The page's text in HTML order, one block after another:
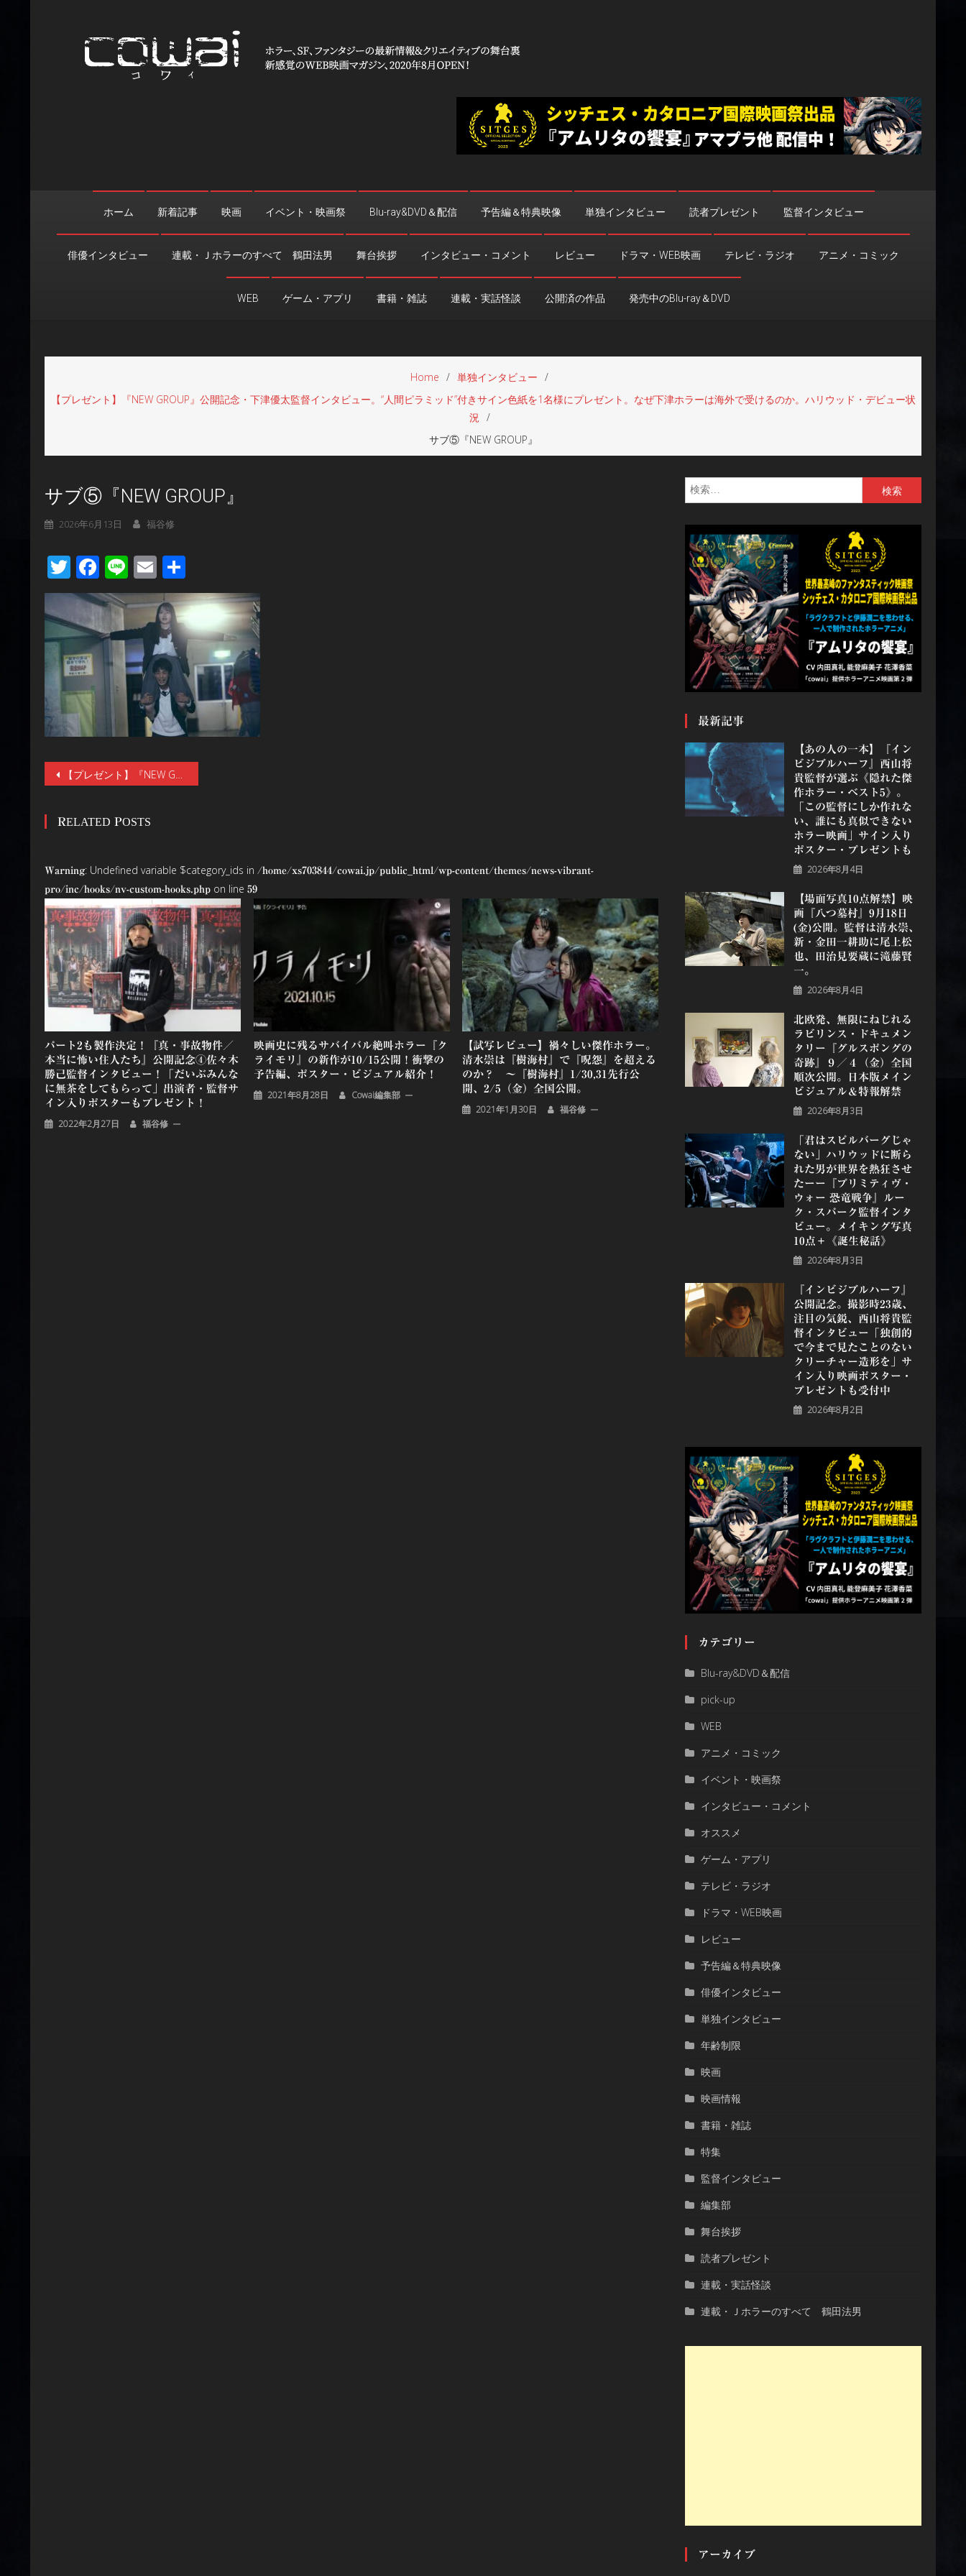
ホーム 新着記事 映画 イベント・映画祭 Blu-ray&DVD＆配信 予告編＆特典映像 単独インタビュー 読者プレゼント 監督インタビュー
俳優インタビュー 連載・Ｊホラーのすべて 鶴田法男 舞台挨拶 インタビュー・コメント レビュー ドラマ・WEB映画 テレビ・ラジオ アニメ・コミック
WEB ゲーム・アプリ 書籍・雑誌 連載・実話怪談 公開済の作品 発売中のBlu-ray＆DVD
Home
単独インタビュー
【プレゼント】『NEW GROUP』公開記念・下津優太監督インタビュー。“人間ピラミッド”付きサイン色紙を1名様にプレゼント。なぜ下津ホラーは海外で受けるのか。ハリウッド・デビュー状
況
サブ⑤『NEW GROUP』
サブ⑤『NEW GROUP』
2026年6月13日 福谷修
TwitterFacebook
LineEmail
有
投
ナ
ゲ
ー
シ
ョ
ン
【プレゼント】『NEW GROUP』公開記念・下津優太監督インタビュー。“人間ピラミッド”付きサイン色紙を1名様にプレゼント。なぜ下津ホラーは海外で受けるのか。ハリウッド・デビュー状況
RELATED POSTS
Warning: Undefined variable $category_ids in /home/xs703844/cowai.jp/public_html/wp-content/themes/news-vibrant-
pro/inc/hooks/nv-custom-hooks.php on line 59
パート2も製作決定！『真・事故物件／
本当に怖い住人たち』公開記念④佐々木
勝己監督インタビュー！「だいぶみんな
に無茶をしてもらって」出演者・監督サ
イン入りポスターもプレゼント！
2022年2月27日 福谷修
映画史に残るサバイバル絶叫ホラー『ク
ライモリ』の新作が10/15公開！衝撃の
予告編、ポスター・ビジュアル紹介！
2021年8月28日 Cowai編集部
【試写レビュー】禍々しい傑作ホラー。
清水崇は『樹海村』で『呪怨』を超える
のか？ ～『樹海村』1/30,31先行公
開、2/5（金）全国公開。
2021年1月30日 福谷修
索:
最新記事
【あの人の一本】『イン
ビジブルハーフ』⻄⼭将
貴監督が選ぶ《隠れた傑
作ホラー・ベスト5》。
「この監督にしか作れな
い、誰にも真似できない
ホラー映画」サイン入り
ポスター・プレゼントも
2026年8月4日
【場面写真10点解禁】映
画『八つ墓村』9月18日
(金)公開。監督は清水崇、
新・金田一耕助に尾上松
也、田治見要蔵に滝藤賢
一。
2026年8月4日
北欧発、無限にねじれる
ラビリンス・ドキュメン
タリー『グルスポングの
奇跡』９／４（金）全国
順次公開。日本版メイン
ビジュアル＆特報解禁
2026年8月3日
「君はスピルバーグじゃ
ない」ハリウッドに断ら
れた男が世界を熱狂させ
たーー『プリミティヴ・
ウォー 恐⻯戦争』ルー
ク・スパーク監督インタ
ビュー。メイキング写真
10点＋《誕⽣秘話》
2026年8月3日
『インビジブルハーフ』
公開記念。撮影時23歳、
注目の気鋭、⻄⼭将貴監
督インタビュー「独創的
で今まで見たことのない
クリーチャー造形を」サ
イン入り映画ポスター・
プレゼントも受付中
2026年8月2日
カテゴリー
Blu-ray&DVD＆配信
pick-up
WEB
アニメ・コミック
イベント・映画祭
インタビュー・コメント
オススメ
ゲーム・アプリ
テレビ・ラジオ
ドラマ・WEB映画
レビュー
予告編＆特典映像
俳優インタビュー
単独インタビュー
年齢制限
映画
映画情報
書籍・雑誌
特集
監督インタビュー
編集部
舞台挨拶
読者プレゼント
連載・実話怪談
連載・Ｊホラーのすべて 鶴田法男
アーカイブ